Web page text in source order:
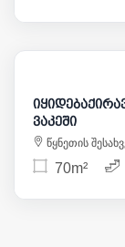
ვაკეში
წყნეთის
70m²